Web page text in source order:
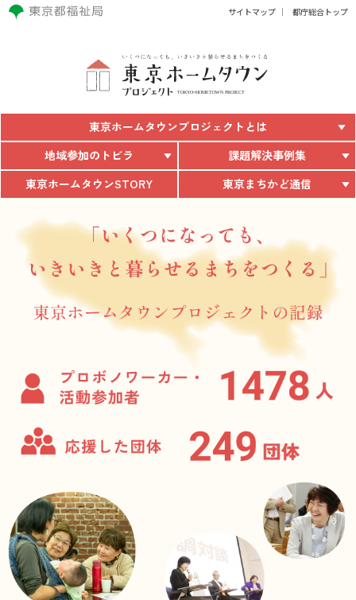
サイトマップ 都庁総合トップ
東京ホームタウンプロジェクトとは
地域参加のトビラ
課題解決事例集
東京ホームタウンSTORY 東京まちかど通信